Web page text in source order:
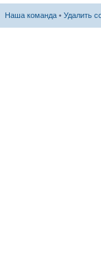
Наша команда • Удалить